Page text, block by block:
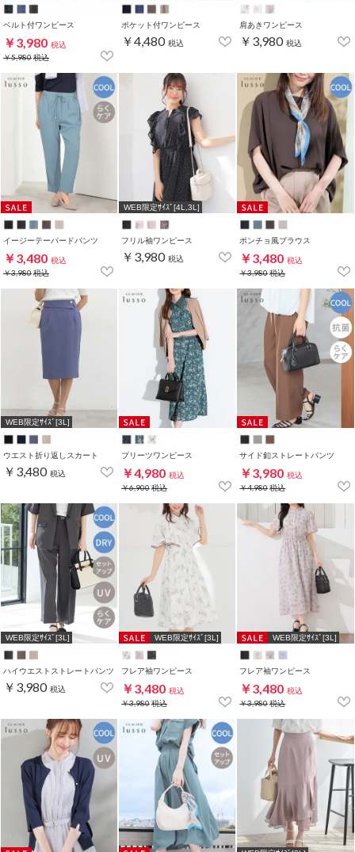
ベルト付ワンピース
￥3,980 税込
￥5,980税込
ポケット付ワンピース
￥4,480 税込
肩あきワンピース
￥3,980 税込
イージーテーパードパンツ
￥3,480 税込
￥3,980税込
WEB限定ｻｲｽﾞ[4L,3L]
フリル袖ワンピース
￥3,980 税込
ポンチョ風ブラウス
￥3,480 税込
￥3,980税込
WEB限定ｻｲｽﾞ[3L]
ウエスト折り返しスカート
￥3,480 税込
プリーツワンピース
￥4,980 税込
￥6,900税込
サイド釦ストレートパンツ
￥3,980 税込
￥4,980税込
WEB限定ｻｲｽﾞ[3L]
ハイウエストストレートパンツ
￥3,980 税込
WEB限定ｻｲｽﾞ[3L]
フレア袖ワンピース
￥3,480 税込
￥3,980税込
WEB限定ｻｲｽﾞ[3L]
フレア袖ワンピース
￥3,480 税込
￥3,980税込